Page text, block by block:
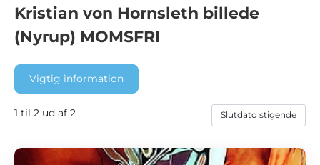
Kristian von Hornsleth billede
(Nyrup) MOMSFRI
Vigtig information
1 til 2 ud af 2